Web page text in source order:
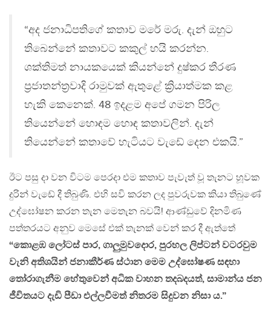
“අද ජනාධිපතිගේ කතාව මරේ මරු. දැන් ඔහුට
තිබෙන්නේ කතාවට කකුල් හයි කරන්න.
ශක්තිමත් නායකයෙක් කියන්නේ දුෂ්කර තීරණ
ප්‍රජාතන්ත්‍රවාදි රාමුවක් ඇතුළේ ක්‍රියාත්මක කළ
හැකි කෙනෙක්. 48 ඉදළම අපේ ගමන පිරිල
තියෙන්නේ හොඳම හොඳ කතාවලින්. දැන්
තියෙන්නේ කතාවේ හැටියට වැඩේ දෙන එකයි.”
ඊට පසු දා වන විටම පෙරදා එම කතාව පැවැත් වූ තැනට හූවක
දුරින් වැඩේ දී තිබුණි. එහි සවි කරන ලද පුවරුවක කියා තිබුණේ
උද්ඝෝෂන කරන තැන මෙතැන බවයි! ආණ්ඩුවේ දිනමිණ
පත්තරයට අනුව මෙසේ එක් තැනක් වෙන් කර දී ඇත්තේ
“කොළඹ ලෝටස් පාර, ගාලුමුවදොර, පුරහල ලිප්ටන් වටරවුම
වැනි අතිශයින් ජනාකීර්ණ ස්ථාන මෙම උද්ඝෝෂණ සඳහා
තෝරාගැනීම හේතුවෙන් අධික වාහන තදබදයත්, සාමාන්ය ජන
ජීවිතයට දැඩි පීඩා එල්ලවීමත් නිතරම සිදුවන නිසා ය.”